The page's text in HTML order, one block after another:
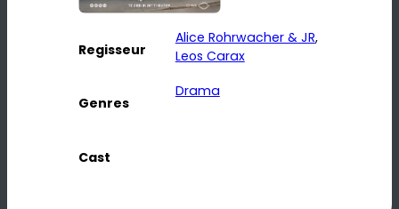
Regisseur
Alice Rohrwacher & JR,
Leos Carax
Genres
Drama
Cast